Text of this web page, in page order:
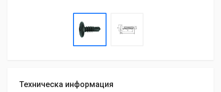
Техническа информация